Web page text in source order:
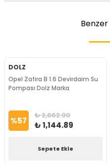
Benzer
DOLZ
Opel Zafira B 1.6 Devirdaim Su
Pompası Dolz Marka
%57 ₺ 2,662.00
₺ 1,144.89
Sepete Ekle